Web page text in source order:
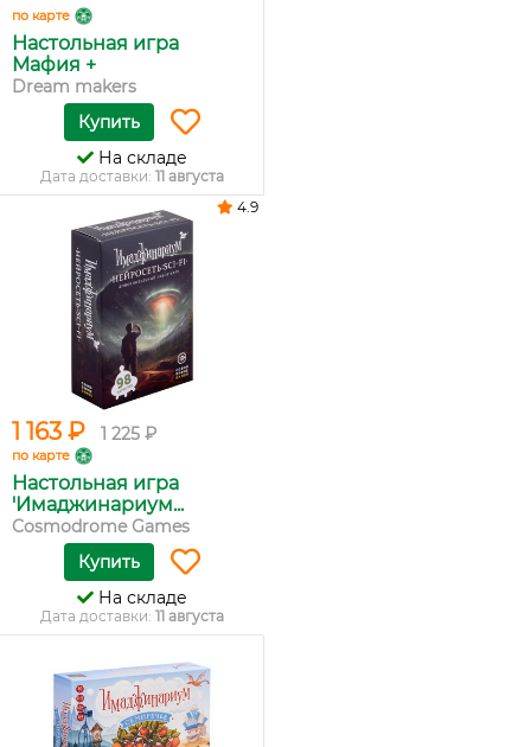
по карте
Настольная игра
Мафия +
Dream makers
Купить
На складе
Дата доставки: 11 августа
1 163 ₽ 1 225 ₽
по карте
Настольная игра
'Имаджинариум...
Cosmodrome Games
4.9
Купить
На складе
Дата доставки: 11 августа